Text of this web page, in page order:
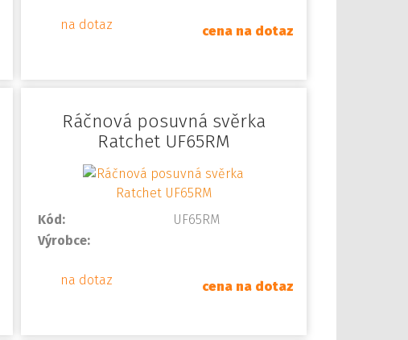
na dotaz cena na dotaz
Ráčnová posuvná svěrka
Ratchet UF65RM
Kód:
UF65RM
Výrobce:
na dotaz cena na dotaz